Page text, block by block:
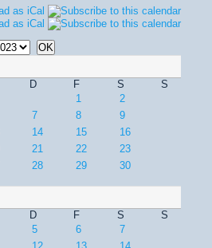
D F S
S
1
2
7 8
9
14 15
16
21 22
23
28 29 30
D F S
S
5 6
7